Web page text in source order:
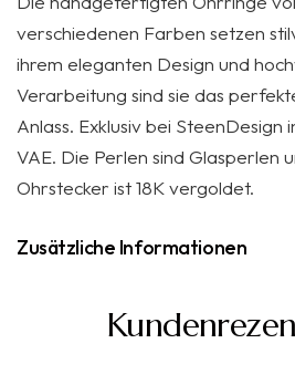
verschiedenen Farben setzen
ihrem eleganten Design und
Verarbeitung sind sie das
Anlass. Exklusiv bei SteenDesign
VAE. Die Perlen sind Glasperlen
Ohrstecker ist 18K vergoldet.
Zusätzliche Informationen